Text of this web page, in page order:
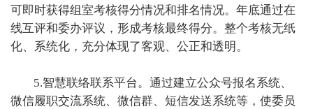
可即时获得组室考核得分情况和排名情况。年底通过在
线互评和委办评议，形成考核最终得分。整个考核无纸
化、系统化，充分体现了客观、公正和透明。
5.智慧联络联系平台。通过建立公众号报名系统、
微信履职交流系统、微信群、短信发送系统等，使委员